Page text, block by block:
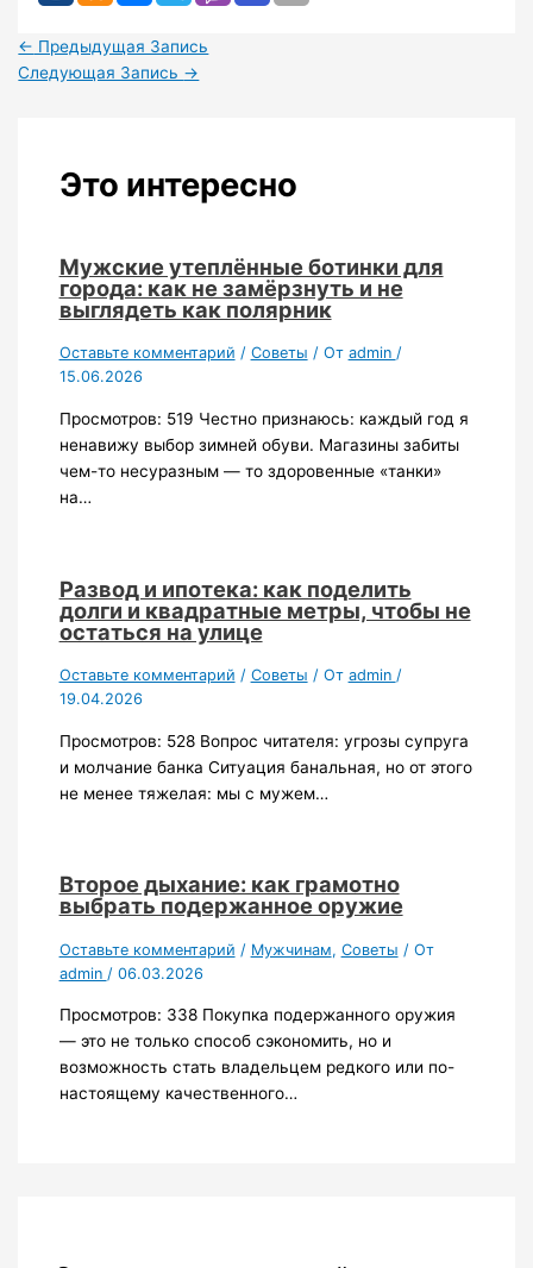
← Предыдущая Запись
Следующая Запись →
Это интересно
Мужские утеплённые ботинки для
города: как не замёрзнуть и не
выглядеть как полярник
Оставьте комментарий / Советы / От admin /
15.06.2026
Просмотров: 519 Честно признаюсь: каждый год я
ненавижу выбор зимней обуви. Магазины забиты
чем-то несуразным — то здоровенные «танки»
на…
Развод и ипотека: как поделить
долги и квадратные метры, чтобы не
остаться на улице
Оставьте комментарий / Советы / От admin /
19.04.2026
Просмотров: 528 Вопрос читателя: угрозы супруга
и молчание банка Ситуация банальная, но от этого
не менее тяжелая: мы с мужем…
Второе дыхание: как грамотно
выбрать подержанное оружие
Оставьте комментарий / Мужчинам, Советы / От
admin / 06.03.2026
Просмотров: 338 Покупка подержанного оружия
— это не только способ сэкономить, но и
возможность стать владельцем редкого или по-
настоящему качественного…